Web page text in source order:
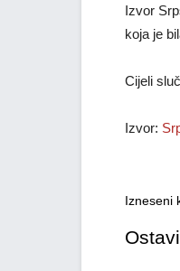
Izvor
koja je
Cijeli
Izvor:
Izneseni